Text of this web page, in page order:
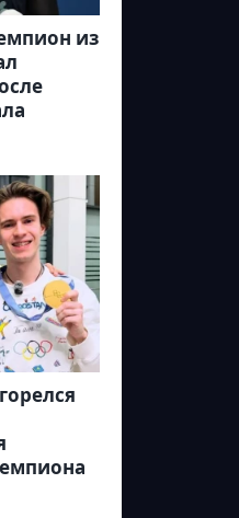
из